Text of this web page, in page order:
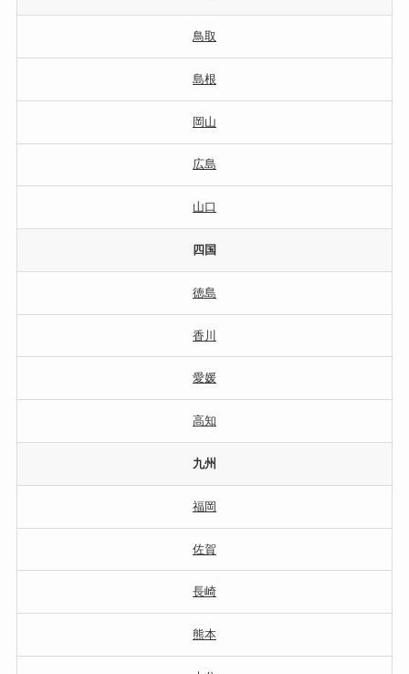
鳥取
島根
岡山
広島
山口
四国
徳島
香川
愛媛
高知
九州
福岡
佐賀
長崎
熊本